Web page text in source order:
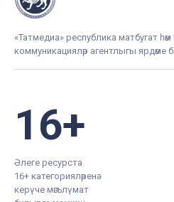
«Татмедиа» республика матбугат һәм
коммуникацияләр агентлыгы ярдәме
16+
Әлеге ресурста
16+ категорияләренә
керүче мәгълүмат